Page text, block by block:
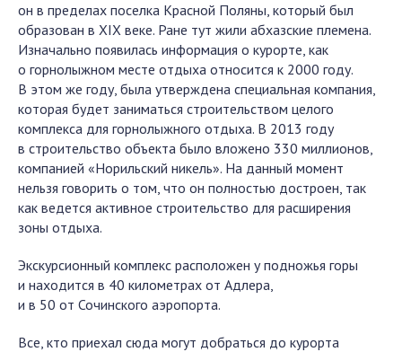
он в пределах поселка Красной Поляны, который был
образован в XIX веке. Ране тут жили абхазские племена.
Изначально появилась информация о курорте, как
о горнолыжном месте отдыха относится к 2000 году.
В этом же году, была утверждена специальная компания,
которая будет заниматься строительством целого
комплекса для горнолыжного отдыха. В 2013 году
в строительство объекта было вложено 330 миллионов,
компанией «Норильский никель». На данный момент
нельзя говорить о том, что он полностью достроен, так
как ведется активное строительство для расширения
зоны отдыха.
Экскурсионный комплекс расположен у подножья горы
и находится в 40 километрах от Адлера,
и в 50 от Сочинского аэропорта.
Все, кто приехал сюда могут добраться до курорта